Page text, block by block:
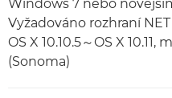
Windows 7 nebo
Vyžadováno rozhraní
OS X 10.10.5～OS X 10.11,
(Sonoma)